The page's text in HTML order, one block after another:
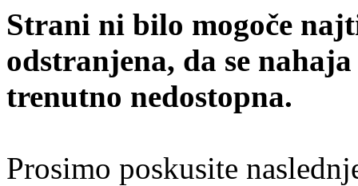
Strani ni bilo mogoče
odstranjena, da se
trenutno nedostopna.
Prosimo poskusite